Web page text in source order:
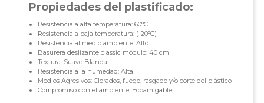
Propiedades del plastificado:
Resistencia a alta temperatura: 60°C
Resistencia a baja temperatura: (-20°C)
Resistencia al medio ambiente: Alto
Basurera deslizante classic módulo: 40 cm
Textura: Suave Blanda
Resistencia a la humedad: Alta
Medios Agresivos: Clorados, fuego, rasgado y/o corte del plástico
Compromiso con el ambiente: Ecoamigable